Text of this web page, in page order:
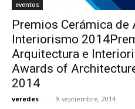
eventos
Premios Cerámica de
Interiorismo
Arquitectura e
Awards of
2014
veredes - 9 septiembre, 2014